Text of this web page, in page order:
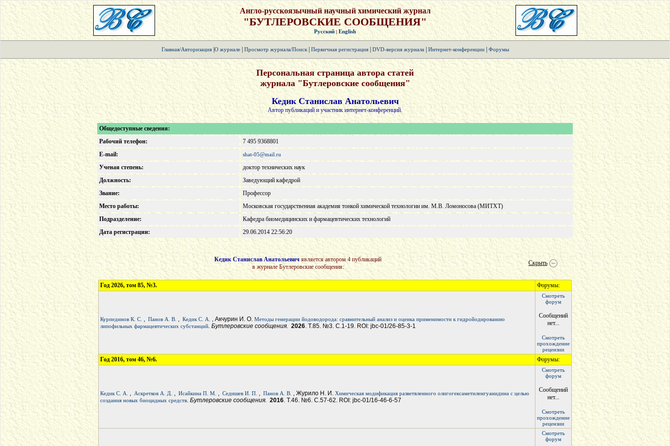
Англо-русскоязычный научный химический журнал
"БУТЛЕРОВСКИЕ СООБЩЕНИЯ"
Русский |English
Главная/Авторизация| О журнале| Просмотр журнала/Поиск| Первичная регистрация DVD-версия журнала| Интернет-конференции| Форумы
Персональная страница автора статей
журнала "Бутлеровские сообщения"
Кедик Станислав Анатольевич
Автор публикаций и участник интернет-конференций.
Общедоступные сведения:
Рабочий телефон:
7 495 9368801
E-mail:
shat-05@mail.ru
Ученая степень:
доктор технических наук
Должность:
Заведующий кафедрой
Звание:
Профессор
Место работы:
Московская государственная академия тонкой химической технологии им. М.В. Ломоносова (МИТХТ)
Подразделение:
Кафедра биомедицинских и фармацевтических технологий
Дата регистрации:
29.06.2014 22:56:20
Кедик Станислав Анатольевичявляется автором 4 публикаций
в журнале Бутлеровские сообщения:
Скрыть
Год 2026, том 85, №3. Форумы:
Курпединов К. С. , Панов А. В. , Кедик С. А. , Акчурин И. О. Методы генерации йодоводорода: сравнительный анализ и оценка применимости к гидройодированию
липофильных фармацевтических субстанций. Бутлеровские сообщения. 2026. Т.85. №3. С.1-19. ROI: jbc-01/26-85-3-1
Смотреть
форум
Сообщений
нет...
Смотреть
прохождение
рецензии
Год 2016, том 46, №6. Форумы:
Кедик С. А. , Аскретков А. Д. , Исайкина П. М. , Седишев И. П. , Панов А. В. , Журило Н. И. Химическая модификация разветвленного олигогексаметиленгуанидина с целью
создания новых биоцидных средств. Бутлеровские сообщения. 2016. Т.46. №6. С.57-62. ROI: jbc-01/16-46-6-57
Смотреть
форум
Сообщений
нет...
Смотреть
прохождение
рецензии
Смотреть
форум